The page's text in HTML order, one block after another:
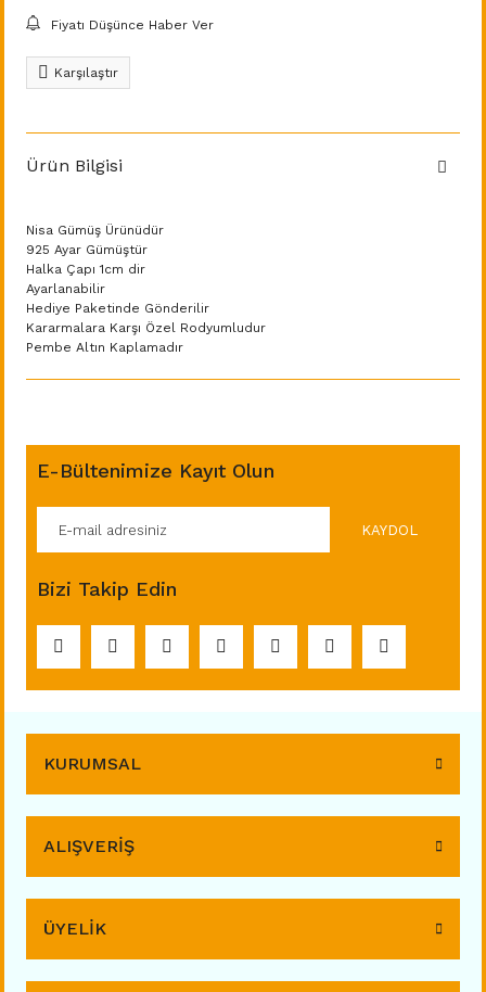
Fiyatı Düşünce Haber Ver
Karşılaştır
Ürün Bilgisi
Nisa Gümüş Ürünüdür
925 Ayar Gümüştür
Halka Çapı 1cm dir
Ayarlanabilir
Hediye Paketinde Gönderilir
Kararmalara Karşı Özel Rodyumludur
Pembe Altın Kaplamadır
E-Bültenimize Kayıt Olun
KAYDOL
Bizi Takip Edin
KURUMSAL
ALIŞVERİŞ
ÜYELİK